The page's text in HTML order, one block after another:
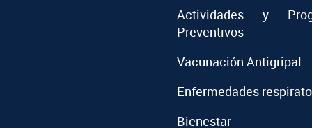
Actividades y
Preventivos
Vacunación Antigripal
Enfermedades
Bienestar